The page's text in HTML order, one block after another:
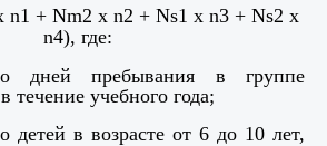
n1 + Nm2 x n2 + Ns1 x n3 + Ns2 x
n4), где:
дней пребывания в группе
течение учебного года;
детей в возрасте от 6 до 10 лет,